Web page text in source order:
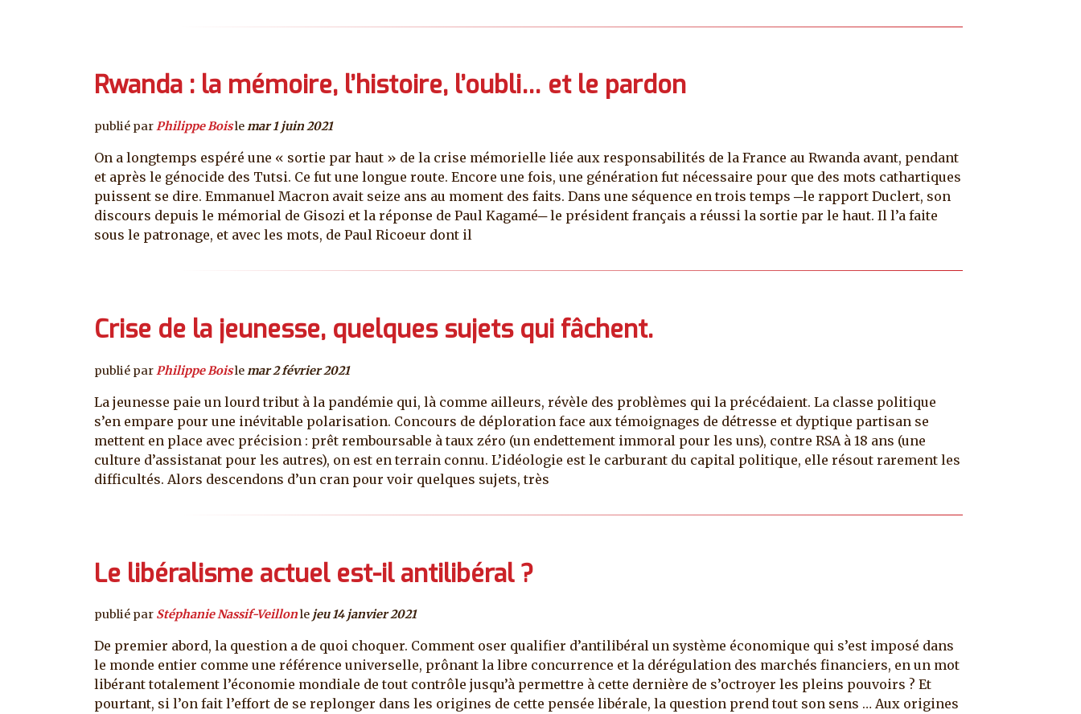
Rwanda : la mémoire, l’histoire, l’oubli… et le pardon
publié parPhilippe Boislemar 1 juin 2021
On a longtemps espéré une « sortie par haut » de la crise mémorielle liée aux responsabilités de la France au Rwanda avant, pendant
et après le génocide des Tutsi. Ce fut une longue route. Encore une fois, une génération fut nécessaire pour que des mots cathartiques
puissent se dire. Emmanuel Macron avait seize ans au moment des faits. Dans une séquence en trois temps ─le rapport Duclert, son
discours depuis le mémorial de Gisozi et la réponse de Paul Kagamé─ le président français a réussi la sortie par le haut. Il l’a faite
sous le patronage, et avec les mots, de Paul Ricoeur dont il
Crise de la jeunesse, quelques sujets qui fâchent.
publié parPhilippe Boislemar 2 février 2021
La jeunesse paie un lourd tribut à la pandémie qui, là comme ailleurs, révèle des problèmes qui la précédaient. La classe politique
s’en empare pour une inévitable polarisation. Concours de déploration face aux témoignages de détresse et dyptique partisan se
mettent en place avec précision : prêt remboursable à taux zéro (un endettement immoral pour les uns), contre RSA à 18 ans (une
culture d’assistanat pour les autres), on est en terrain connu. L’idéologie est le carburant du capital politique, elle résout rarement les
difficultés. Alors descendons d’un cran pour voir quelques sujets, très
Le libéralisme actuel est-il antilibéral ?
publié par Stéphanie Nassif-Veillonle jeu 14 janvier 2021
De premier abord, la question a de quoi choquer. Comment oser qualifier d’antilibéral un système économique qui s’est imposé dans
le monde entier comme une référence universelle, prônant la libre concurrence et la dérégulation des marchés financiers, en un mot
libérant totalement l’économie mondiale de tout contrôle jusqu’à permettre à cette dernière de s’octroyer les pleins pouvoirs ? Et
pourtant, si l’on fait l’effort de se replonger dans les origines de cette pensée libérale, la question prend tout son sens … Aux origines